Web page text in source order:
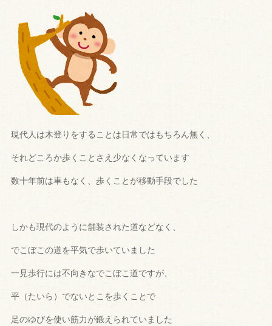
現代人は木登りをすることは日常ではもちろん無く、
それどころか歩くことさえ少なくなっています
数十年前は車もなく、歩くことが移動手段でした
しかも現代のように舗装された道などなく、
でこぼこの道を平気で歩いていました
一見歩行には不向きなでこぼこ道ですが、
平（たいら）でないとこを歩くことで
足のゆびを使い筋力が鍛えられていました